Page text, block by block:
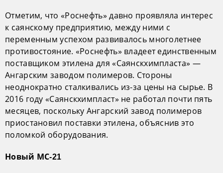
Отметим, что «Роснефть» давно проявляла интерес
к саянскому предприятию, между ними с
переменным успехом развивалось многолетнее
противостояние. «Роснефть» владеет единственным
поставщиком этилена для «Саянскхимпласта» —
Ангарским заводом полимеров. Стороны
неоднократно сталкивались из-за цены на сырье. В
2016 году «Саянскхимпласт» не работал почти пять
месяцев, поскольку Ангарский завод полимеров
приостановил поставки этилена, объяснив это
поломкой оборудования.
Новый МС-21